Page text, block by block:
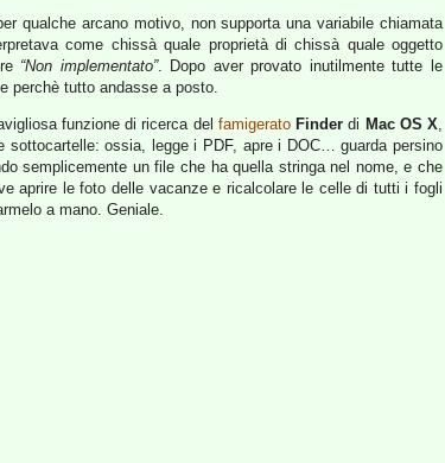
qualche arcano motivo, non supporta una variabile chiamata
come chissà quale proprietà di chissà quale oggetto
“Non implementato”. Dopo aver provato inutilmente tutte le
perchè tutto andasse a posto.
funzione di ricerca del famigerato Finder di Mac OS X,
ossia, legge i PDF, apre i DOC… guarda persino
semplicemente un file che ha quella stringa nel nome, e che
aprire le foto delle vacanze e ricalcolare le celle di tutti i fogli
a mano. Geniale.